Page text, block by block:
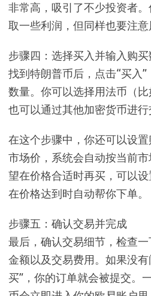
非常高，吸引了不少投资者
取一些利润，但同样也要注意
步骤四：选择买入并输入购
找到特朗普币后，点击“买入
数量。你可以选择用法币（比
也可以通过其他加密货币进行
在这个步骤中，你还可以设
市场价，系统会自动按当前
望在价格合适时再买，可以
在价格达到时自动帮你下单。
步骤五：确认交易并完成
最后，确认交易细节，检查一
金额以及交易费用。如果没
买”，你的订单就会被提交。